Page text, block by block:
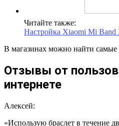
Читайте также:
Настройка Xiaomi Mi Band
В магазинах можно найти
Отзывы от
интернете
Алексей:
«Использую браслет в течение